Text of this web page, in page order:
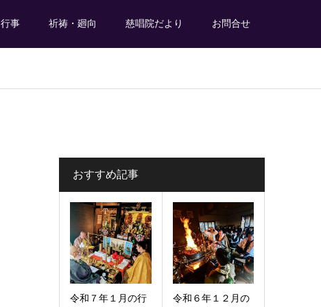
行事 祈祷・廻向 慈唱院だより お問合せ
おすすめ記事
令和７年１月の行
令和６年１２月の